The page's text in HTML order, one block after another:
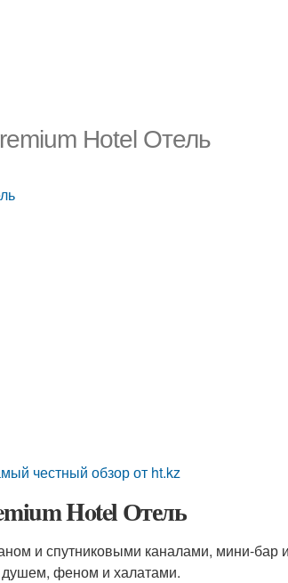
Hotel Отель
честный обзор от ht.kz
Hotel Отель
и спутниковыми каналами, мини-бар
душем, феном и халатами.